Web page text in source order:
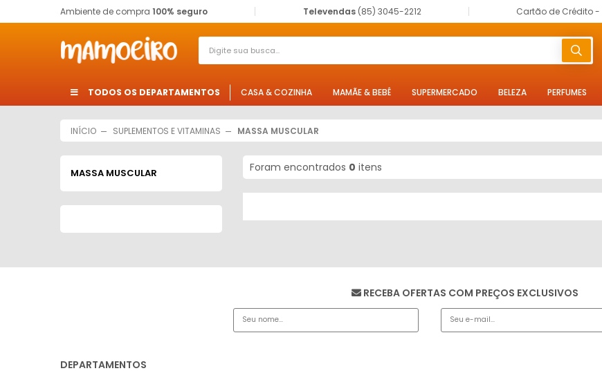
Ambiente de compra 100% seguro Televendas(85) 3045-2212 Cartão de Crédito -
TODOS OS DEPARTAMENTOS CASA & COZINHA MAMÃE & BEBÊ SUPERMERCADO BELEZA PERFUMES
INÍCIO SUPLEMENTOS E VITAMINAS MASSA MUSCULAR
MASSA MUSCULAR Foram encontrados 0 itens
RECEBA OFERTAS COM PREÇOS EXCLUSIVOS
DEPARTAMENTOS